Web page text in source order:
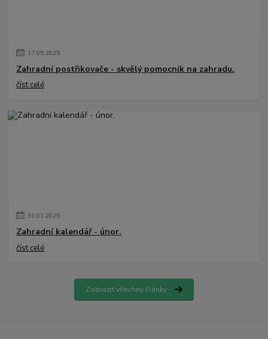
17.05.2025
Zahradní postřikovače - skvělý pomocník na zahradu.
číst celé
31.01.2025
Zahradní kalendář - únor.
číst celé
Zobrazit všechny články